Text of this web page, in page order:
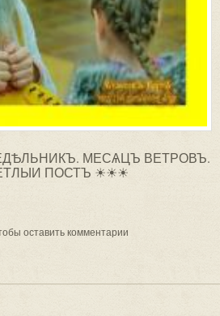
МЕСѦЦЪ ВЕТРОВЪ.
ПОСТЪ ☀☀☀
оставить комментарии